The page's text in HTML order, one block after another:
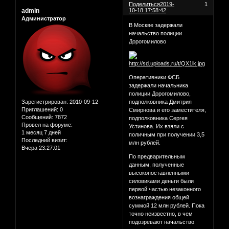
Поделиться 1
2019-
10-18 17:58:42
admin
Администратор
Зарегистрирован: 2010-09-12
Приглашений: 0
Сообщений: 7872
Провел на форуме:
1 месяц 7 дней
Последний визит:
Вчера 23:27:01
В Москве задержали
начальство полиции
Дорогомилово
Оперативники ФСБ
задержали начальника
полиции Дорогомилово,
подполковника Дмитрия
Смирнова и его заместителя,
подполковника Сергея
Устинова. Их взяли с
поличным при получении 3,5
млн рублей.
По предварительным
данным, полученные
высокопоставленными
силовиками деньги были
первой частью незаконного
вознаграждения общей
суммой 12 млн рублей. Пока
точно неизвестно, в чем
подозревают начальство